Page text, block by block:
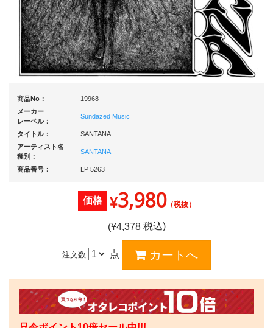
商品No：
19968
メーカー
レーベル：
Sundazed Music
タイトル：
SANTANA
アーティスト名
種別：
SANTANA
商品番号： LP 5263
価格 ¥3,980（税抜）
(¥4,378税込)
注文数 点